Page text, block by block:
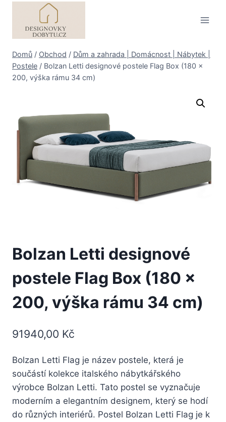
Domů / Obchod / Dům a zahrada | Domácnost | Nábytek |
Postele / Bolzan Letti designové postele Flag Box (180 x
200, výška rámu 34 cm)
Bolzan Letti designové
postele Flag Box (180 x
200, výška rámu 34 cm)
91940,00 Kč
Bolzan Letti Flag je název postele, která je
součástí kolekce italského nábytkářského
výrobce Bolzan Letti. Tato postel se vyznačuje
moderním a elegantním designem, který se hodí
do různých interiérů. Postel Bolzan Letti Flag je k